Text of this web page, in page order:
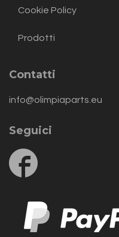
Cookie Policy
Prodotti
Contatti
info@olimpiaparts.eu
Seguici
us